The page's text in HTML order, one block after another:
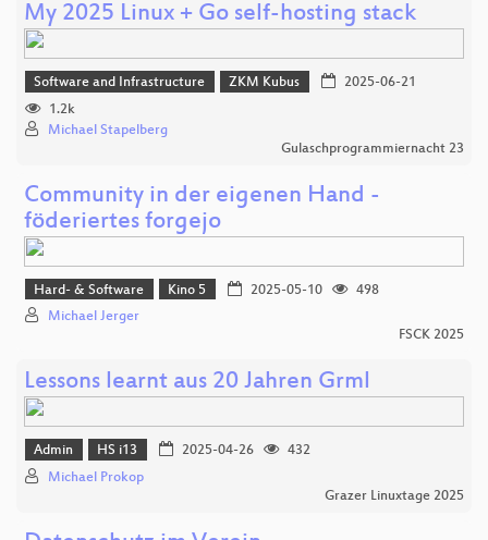
My 2025 Linux + Go self-hosting stack
Software and Infrastructure ZKM Kubus
2025-06-21
1.2k
Michael Stapelberg
Gulaschprogrammiernacht 23
Community in der eigenen Hand -
föderiertes forgejo
Hard- & Software Kino 5 2025-05-10
498
Michael Jerger
FSCK 2025
Lessons learnt aus 20 Jahren Grml
Admin HS i13 2025-04-26
432
Michael Prokop
Grazer Linuxtage 2025